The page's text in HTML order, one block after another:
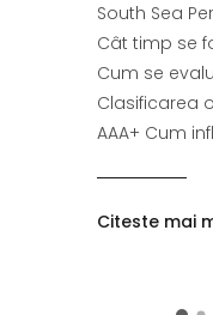
South Sea
Cât timp se
Cum se
Clasificarea
AAA+ Cum
Citeste mai